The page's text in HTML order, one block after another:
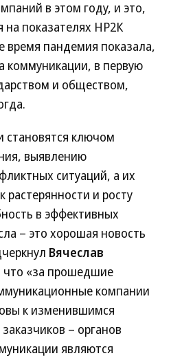
в этом году, и это,
на показателях НР2К
время пандемия показала,
коммуникации, в первую
и обществом,
ключом
выявлению
ситуаций, а их
растерянности и росту
в эффективных
– это хорошая новость
Вячеслав
что «за прошедшие
компании
к изменившимся
– органов
являются